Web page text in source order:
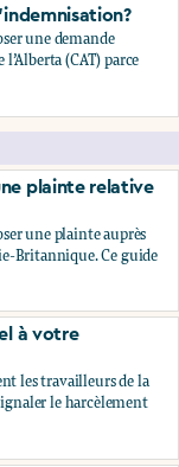
une demande
(CAT) parce
plainte relative
une plainte auprès
Britannique. Ce guide
plainte relative
à votre
les travailleurs de la
le harcèlement
à votre employeur